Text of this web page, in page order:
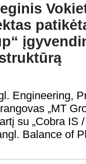
Engineering,
„MT
su „Cobra IS
Balance of